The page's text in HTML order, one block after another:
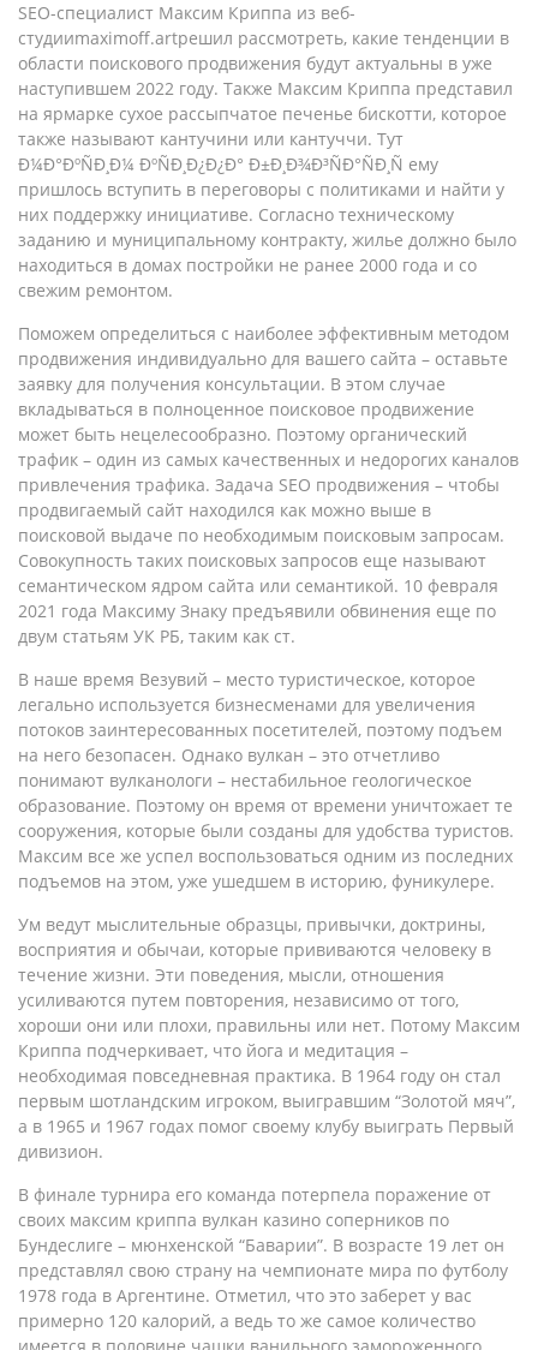
SEO-специалист Максим Криппа из веб-
студииmaximoff.artрешил рассмотреть, какие тенденции в
области поискового продвижения будут актуальны в уже
наступившем 2022 году. Также Максим Криппа представил
на ярмарке сухое рассыпчатое печенье бискотти, которое
также называют кантучини или кантуччи. Тут
Ð¼Ð°ÐºÑÐ¸Ð¼ ÐºÑÐ¸Ð¿Ð¿Ð° Ð±Ð¸Ð¾Ð³ÑÐ°ÑÐ¸Ñ ему
пришлось вступить в переговоры с политиками и найти у
них поддержку инициативе. Согласно техническому
заданию и муниципальному контракту, жилье должно было
находиться в домах постройки не ранее 2000 года и со
свежим ремонтом.
Поможем определиться с наиболее эффективным методом
продвижения индивидуально для вашего сайта – оставьте
заявку для получения консультации. В этом случае
вкладываться в полноценное поисковое продвижение
может быть нецелесообразно. Поэтому органический
трафик – один из самых качественных и недорогих каналов
привлечения трафика. Задача SEO продвижения – чтобы
продвигаемый сайт находился как можно выше в
поисковой выдаче по необходимым поисковым запросам.
Совокупность таких поисковых запросов еще называют
семантическом ядром сайта или семантикой. 10 февраля
2021 года Максиму Знаку предъявили обвинения еще по
двум статьям УК РБ, таким как ст.
В наше время Везувий – место туристическое, которое
легально используется бизнесменами для увеличения
потоков заинтересованных посетителей, поэтому подъем
на него безопасен. Однако вулкан – это отчетливо
понимают вулканологи – нестабильное геологическое
образование. Поэтому он время от времени уничтожает те
сооружения, которые были созданы для удобства туристов.
Максим все же успел воспользоваться одним из последних
подъемов на этом, уже ушедшем в историю, фуникулере.
Ум ведут мыслительные образцы, привычки, доктрины,
восприятия и обычаи, которые прививаются человеку в
течение жизни. Эти поведения, мысли, отношения
усиливаются путем повторения, независимо от того,
хороши они или плохи, правильны или нет. Потому Максим
Криппа подчеркивает, что йога и медитация –
необходимая повседневная практика. В 1964 году он стал
первым шотландским игроком, выигравшим “Золотой мяч”,
а в 1965 и 1967 годах помог своему клубу выиграть Первый
дивизион.
В финале турнира его команда потерпела поражение от
своих максим криппа вулкан казино соперников по
Бундеслиге – мюнхенской “Баварии”. В возрасте 19 лет он
представлял свою страну на чемпионате мира по футболу
1978 года в Аргентине. Отметил, что это заберет у вас
примерно 120 калорий, а ведь то же самое количество